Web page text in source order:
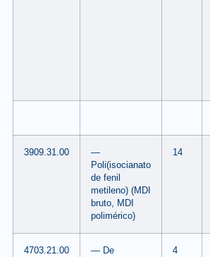
3909.31.00
—
Poli(isocianato
de fenil
metileno) (MDI
bruto, MDI
polimérico)
14
4703.21.00
— De
4